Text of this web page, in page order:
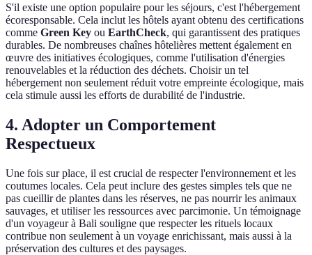
S'il existe une option populaire pour les séjours, c'est l'hébergement
écoresponsable. Cela inclut les hôtels ayant obtenu des certifications
comme Green Key ou EarthCheck, qui garantissent des pratiques
durables. De nombreuses chaînes hôtelières mettent également en
œuvre des initiatives écologiques, comme l'utilisation d'énergies
renouvelables et la réduction des déchets. Choisir un tel
hébergement non seulement réduit votre empreinte écologique, mais
cela stimule aussi les efforts de durabilité de l'industrie.
4. Adopter un Comportement
Respectueux
Une fois sur place, il est crucial de respecter l'environnement et les
coutumes locales. Cela peut inclure des gestes simples tels que ne
pas cueillir de plantes dans les réserves, ne pas nourrir les animaux
sauvages, et utiliser les ressources avec parcimonie. Un témoignage
d'un voyageur à Bali souligne que respecter les rituels locaux
contribue non seulement à un voyage enrichissant, mais aussi à la
préservation des cultures et des paysages.